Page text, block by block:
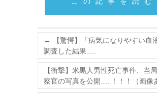
←
【驚愕】「病気になりやすい血
調査した結果……
【衝撃】米黒人男性死亡事件、当
察官の写真を公開……！！！（画像